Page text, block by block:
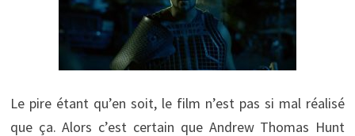
Le pire étant qu’en soit, le film n’est pas si mal réalisé
que ça. Alors c’est certain que Andrew Thomas Hunt